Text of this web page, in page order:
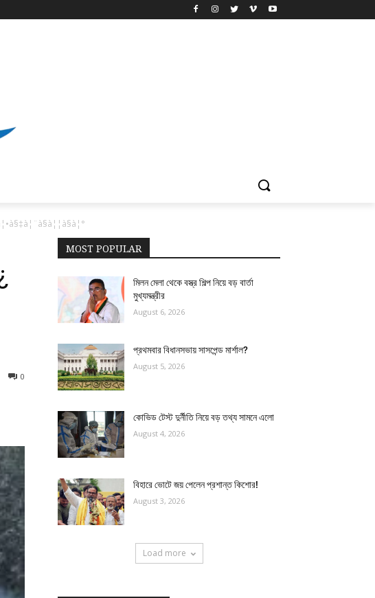
0
MOST POPULAR
মিলন মেলা থেকে বস্ত্র শিল্প নিয়ে বড় বার্তা
মুখ্যমন্ত্রীর
August 6, 2026
প্রথমবার বিধানসভায় সাসপেন্ড মার্শাল?
August 5, 2026
কোভিড টেস্ট দুর্নীতি নিয়ে বড় তথ্য সামনে এলো
August 4, 2026
বিহারে ভোটে জয় পেলেন প্রশান্ত কিশোর!
August 3, 2026
Load more